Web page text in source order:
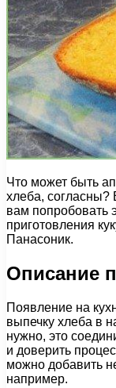
Что может быть
хлеба, согласны?
вам попробовать
приготовления
Панасоник.
Описание
Появление на
выпечку хлеба в
нужно, это
и доверить
можно добавить
например.